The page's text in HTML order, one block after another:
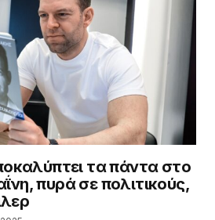
τα πάντα στο
πυρά σε πολιτικούς,